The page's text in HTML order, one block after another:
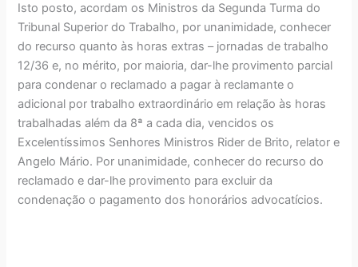
Isto posto, acordam os Ministros da Segunda Turma do
Tribunal Superior do Trabalho, por unanimidade, conhecer
do recurso quanto às horas extras – jornadas de trabalho
12/36 e, no mérito, por maioria, dar-lhe provimento parcial
para condenar o reclamado a pagar à reclamante o
adicional por trabalho extraordinário em relação às horas
trabalhadas além da 8ª a cada dia, vencidos os
Excelentíssimos Senhores Ministros Rider de Brito, relator e
Angelo Mário. Por unanimidade, conhecer do recurso do
reclamado e dar-lhe provimento para excluir da
condenação o pagamento dos honorários advocatícios.